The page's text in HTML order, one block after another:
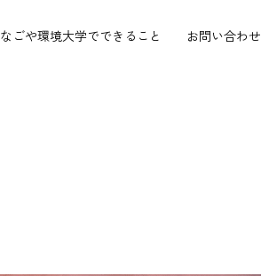
なごや環境大学でできること お問い合わせ